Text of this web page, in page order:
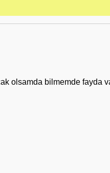
olsamda bilmemde fayda